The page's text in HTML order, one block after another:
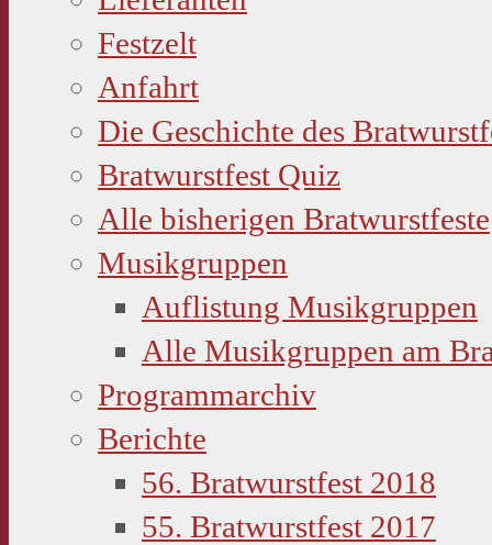
Festzelt
Anfahrt
Die Geschichte des
Bratwurstfest Quiz
Alle bisherigen Bratwurstfeste
Musikgruppen
Auflistung Musikgruppen
Alle Musikgruppen am
Programmarchiv
Berichte
56. Bratwurstfest 2018
55. Bratwurstfest 2017